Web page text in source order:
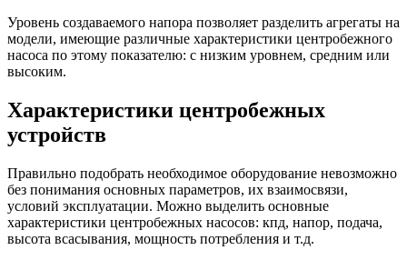
Уровень создаваемого напора позволяет разделить агрегаты на
модели, имеющие различные характеристики центробежного
насоса по этому показателю: с низким уровнем, средним или
высоким.
Характеристики центробежных
устройств
Правильно подобрать необходимое оборудование невозможно
без понимания основных параметров, их взаимосвязи,
условий эксплуатации. Можно выделить основные
характеристики центробежных насосов: кпд, напор, подача,
высота всасывания, мощность потребления и т.д.